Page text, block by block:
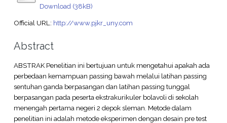
Download (38kB)
Official URL: http://www.pjkr_uny.com
Abstract
ABSTRAK Penelitian ini bertujuan untuk mengetahui apakah ada
perbedaan kemampuan passing bawah melalui latihan passing
sentuhan ganda berpasangan dan latihan passing tunggal
berpasangan pada peserta ekstrakurikuler bolavoli di sekolah
menengah pertama negeri 2 depok sleman. Metode dalam
penelitian ini adalah metode eksperimen dengan desain pre test